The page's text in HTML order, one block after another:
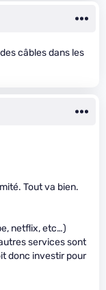
câbles dans les
Tout va bien.
netflix, etc…)
services sont
donc investir pour